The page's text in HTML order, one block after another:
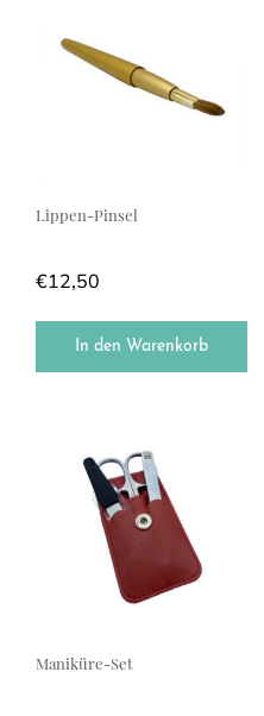
Lippen-Pinsel
€12,50
In den Warenkorb
Maniküre-Set